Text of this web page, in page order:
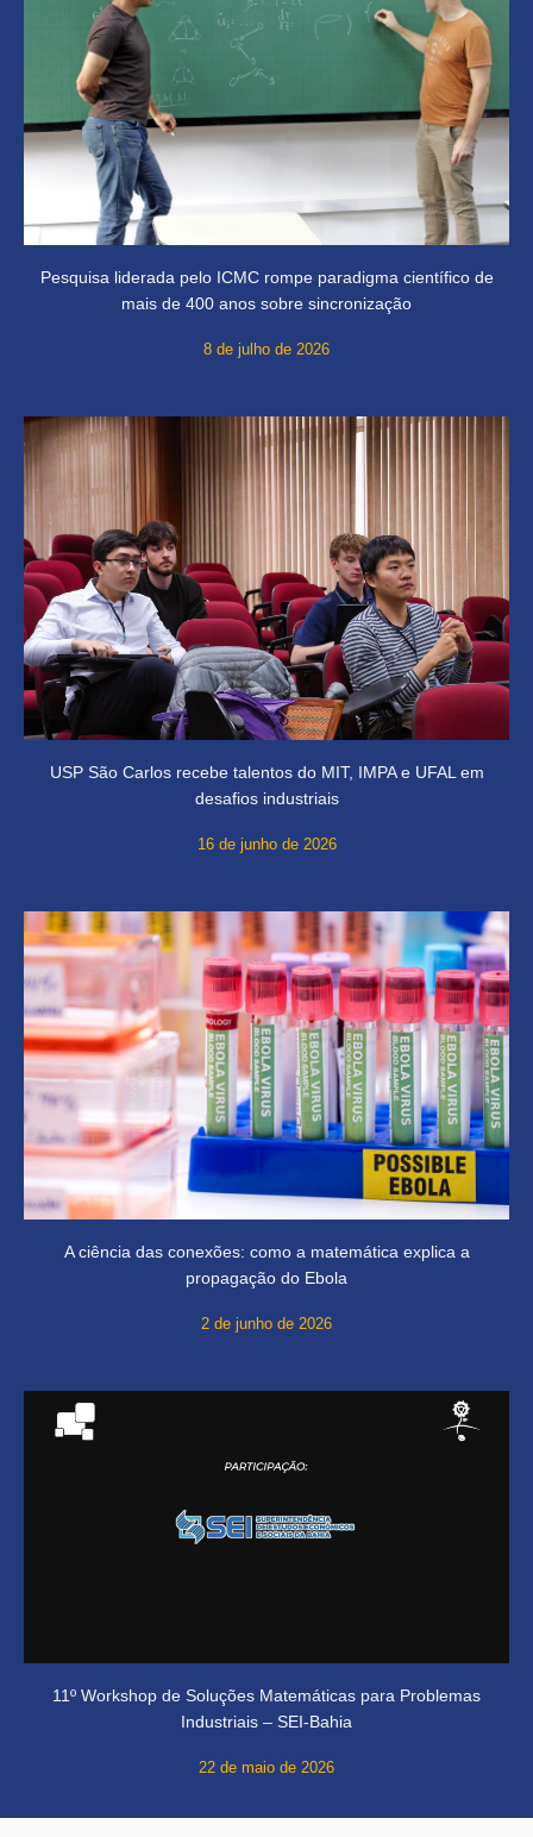
Pesquisa liderada pelo ICMC rompe paradigma científico de
mais de 400 anos sobre sincronização
8 de julho de 2026
USP São Carlos recebe talentos do MIT, IMPA e UFAL em
desafios industriais
16 de junho de 2026
A ciência das conexões: como a matemática explica a
propagação do Ebola
2 de junho de 2026
11º Workshop de Soluções Matemáticas para Problemas
Industriais – SEI-Bahia
22 de maio de 2026